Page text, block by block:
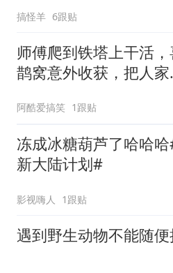
搞怪羊 6跟贴
师傅爬到铁塔上干活，
鹊窝意外收获，把人家
阿酷爱搞笑 1跟贴
冻成冰糖葫芦了哈哈
新大陆计划#
影视嗨人 1跟贴
遇到野生动物不能随便